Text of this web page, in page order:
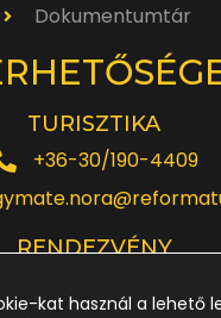
Dokumentumtár
TURISZTIKA
+36-30/190-4409
RENDEZVÉNY
kat használ a lehető